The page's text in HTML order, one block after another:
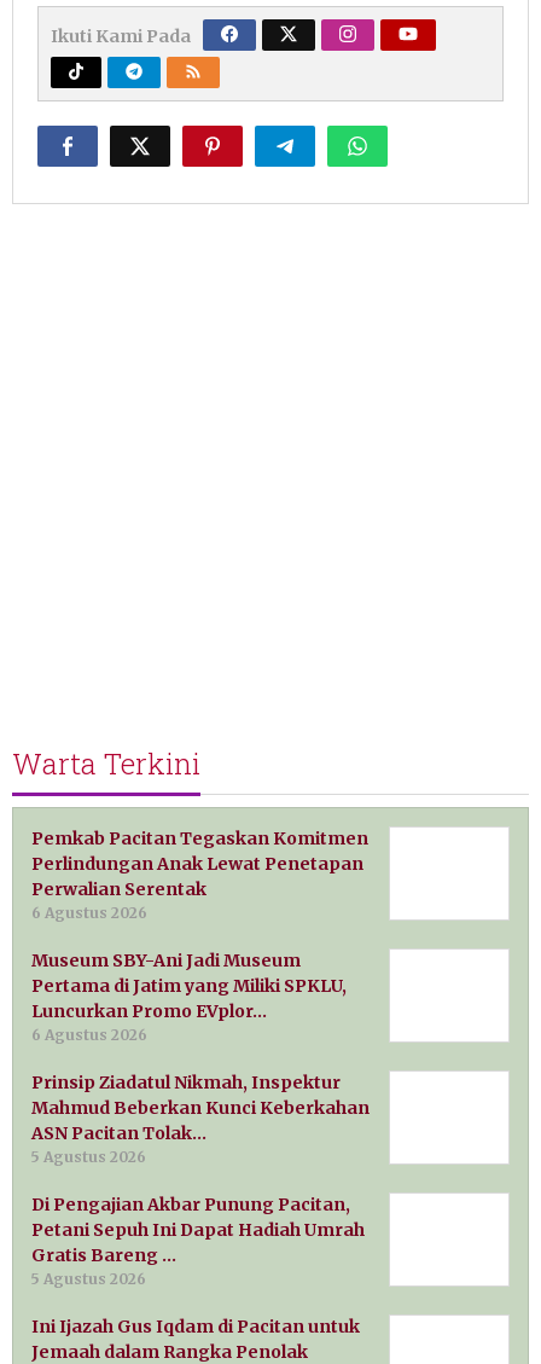
Ikuti Kami Pada
Warta Terkini
Pemkab Pacitan Tegaskan Komitmen
Perlindungan Anak Lewat Penetapan
Perwalian Serentak
6 Agustus 2026
Museum SBY-Ani Jadi Museum
Pertama di Jatim yang Miliki SPKLU,
Luncurkan Promo EVplor…
6 Agustus 2026
Prinsip Ziadatul Nikmah, Inspektur
Mahmud Beberkan Kunci Keberkahan
ASN Pacitan Tolak…
5 Agustus 2026
Di Pengajian Akbar Punung Pacitan,
Petani Sepuh Ini Dapat Hadiah Umrah
Gratis Bareng …
5 Agustus 2026
Ini Ijazah Gus Iqdam di Pacitan untuk
Jemaah dalam Rangka Penolak